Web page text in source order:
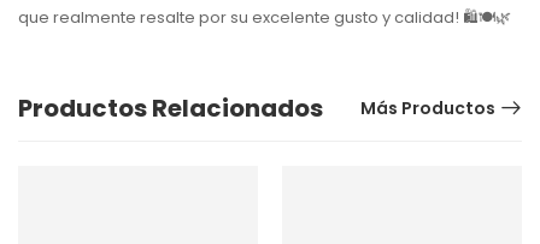
que realmente resalte por su excelente gusto y calidad! 🛍️🍽️🌿
Productos Relacionados Más Productos